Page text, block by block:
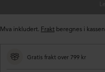
Mva inkludert. Frakt beregnes i kassen.
Gratis frakt over 799 kr